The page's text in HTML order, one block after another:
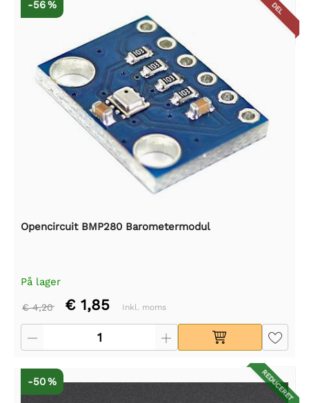
DEL
-56 %
Opencircuit BMP280 Barometermodul
På lager
€ 4,20 € 1,85 Inkl. moms
REDUCERET
-50 %